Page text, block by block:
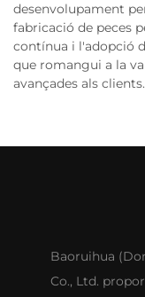
desenvolupament
fabricació de peces
contínua i l'adopció
que romangui a la
avançades als clients.
Baoruihua
Co., Ltd.